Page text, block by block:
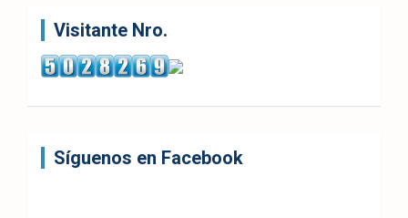
Visitante Nro.
Síguenos en Facebook